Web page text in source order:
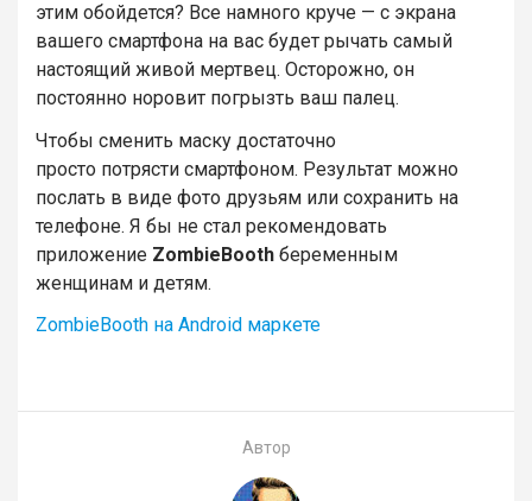
этим обойдется? Все намного круче — с экрана
вашего смартфона на вас будет рычать самый
настоящий живой мертвец. Осторожно, он
постоянно норовит погрызть ваш палец.
Чтобы сменить маску достаточно
просто потрясти смартфоном. Результат можно
послать в виде фото друзьям или сохранить на
телефоне. Я бы не стал рекомендовать
приложение ZombieBooth беременным
женщинам и детям.
ZombieBooth на Android маркете
Автор